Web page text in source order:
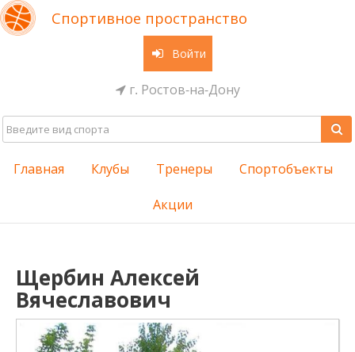
Спортивное пространство
Войти
г. Ростов-на-Дону
Главная Клубы Тренеры Спортобъекты
Акции
Щербин Алексей
Вячеславович